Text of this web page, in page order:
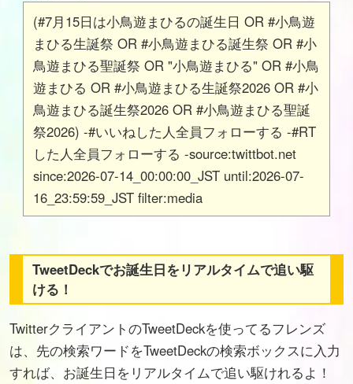
(#7月15日は小鳥遊まひるの誕生日 OR #小鳥遊
まひる生誕祭 OR #小鳥遊まひる誕生祭 OR #小
鳥遊まひる聖誕祭 OR "小鳥遊まひる" OR #小鳥
遊まひる OR #小鳥遊まひる生誕祭2026 OR #小
鳥遊まひる誕生祭2026 OR #小鳥遊まひる聖誕
祭2026) -#いいねした人全員フォローする -#RT
した人全員フォローする -source:twittbot.net
since:2026-07-14_00:00:00_JST until:2026-07-
16_23:59:59_JST filter:media
TweetDeckでお誕生日をリアルタイムで追い駆
ける！
TwitterクライアントのTweetDeckを使ってるフレンズ
は、先の検索ワードをTweetDeckの検索ボックスに入力
すれば、お誕生日をリアルタイムで追い駆けれるよ！